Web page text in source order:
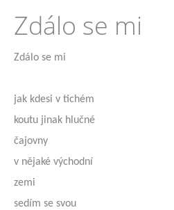
Zdálo se mi
Zdálo se mi
jak kdesi v tichém
koutu jinak hlučné
čajovny
v nějaké východní
zemi
sedím se svou